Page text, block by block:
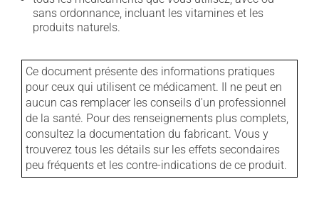
sans ordonnance, incluant les vitamines et les
produits naturels.
Ce document présente des informations pratiques
pour ceux qui utilisent ce médicament. Il ne peut en
aucun cas remplacer les conseils d'un professionnel
de la santé. Pour des renseignements plus complets,
consultez la documentation du fabricant. Vous y
trouverez tous les détails sur les effets secondaires
peu fréquents et les contre-indications de ce produit.